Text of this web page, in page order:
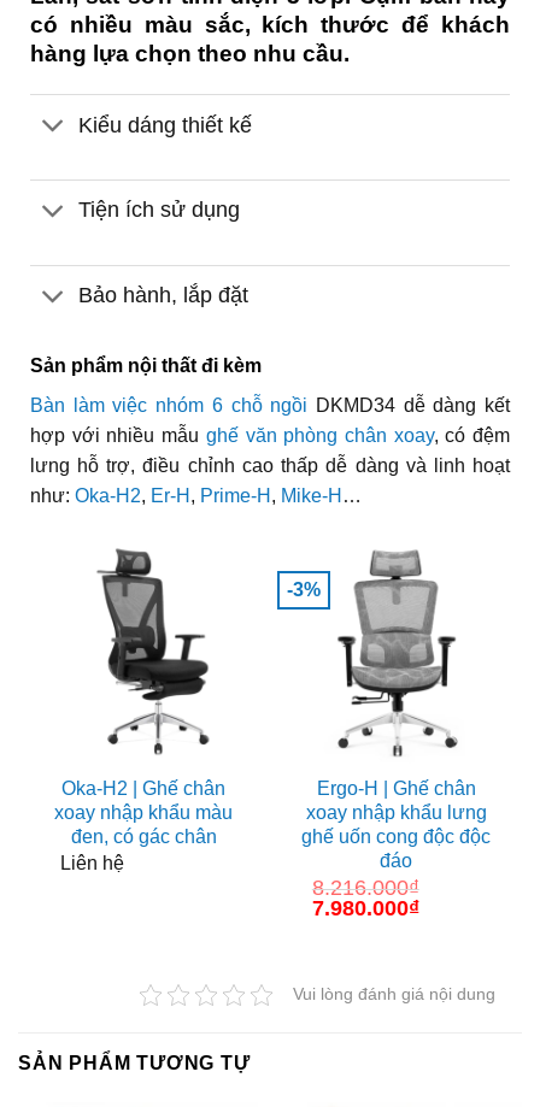
có nhiều màu sắc, kích thước để khách
hàng lựa chọn theo nhu cầu.
Kiểu dáng thiết kế
Tiện ích sử dụng
Bảo hành, lắp đặt
Sản phẩm nội thất đi kèm
Bàn làm việc nhóm 6 chỗ ngồi DKMD34 dễ dàng kết
hợp với nhiều mẫu ghế văn phòng chân xoay, có đệm
lưng hỗ trợ, điều chỉnh cao thấp dễ dàng và linh hoạt
như: Oka-H2, Er-H , Prime-H , Mike-H …
Oka-H2 | Ghế chân
xoay nhập khẩu màu
đen, có gác chân
Liên hệ
-3%
Ergo-H | Ghế chân
xoay nhập khẩu lưng
ghế uốn cong độc độc
đáo
8.216.000₫
Giá
7.980.000₫Giá
7.980.000₫.
Vui lòng đánh giá nội dung
SẢN PHẨM TƯƠNG TỰ